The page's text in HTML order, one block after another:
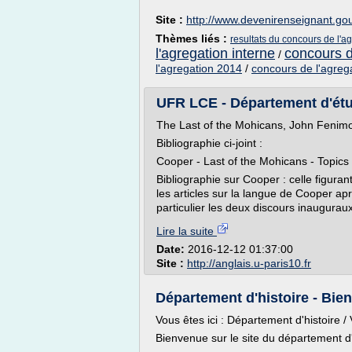
Site : http://
Thèmes liés : resultats du concours de
l'agregation interne / concours
l'agregation 2014 / concours de
UFR LCE - Département
The Last of the Mohicans, John
Bibliographie ci-joint :
Cooper - Last of the Mohicans -
Bibliographie sur Cooper : celle
les articles sur la langue de Cooper
particulier les deux discours
Lire la suite
Date: 2016-12-12 01:37:00
Site : http://anglais.u-paris10.fr
Département d'histoire -
Vous êtes ici : Département d'histoire /
Bienvenue sur le site du département